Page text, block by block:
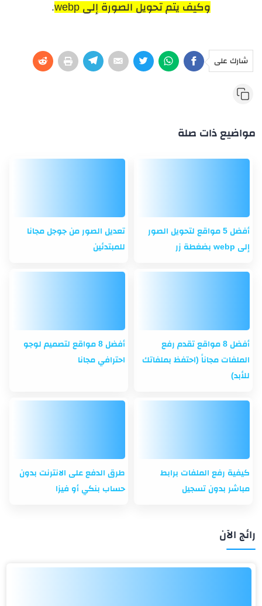
وكيف يتم تحويل الصورة إلى webp
.
شارك على
مواضيع ذات صلة
أفضل 5 مواقع لتحويل الصور
إلى webp بضغطة زر
تعديل الصور من جوجل مجانا
للمبتدئين
أفضل 8 مواقع تقدم رفع
الملفات مجاناً (احتفظ بملفاتك
للأبد)
أفضل 8 مواقع لتصميم لوجو
احترافي مجانا
كيفية رفع الملفات برابط
مباشر بدون تسجيل
طرق الدفع على الانترنت بدون
حساب بنكي أو فيزا
رائج الآن